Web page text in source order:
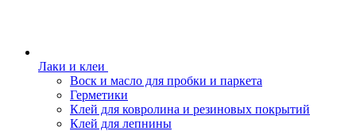
Лаки и клеи
Воск и масло для пробки и паркета
Герметики
Клей для ковролина и резиновых покрытий
Клей для лепнины